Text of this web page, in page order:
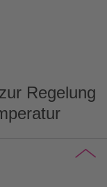
Regelung